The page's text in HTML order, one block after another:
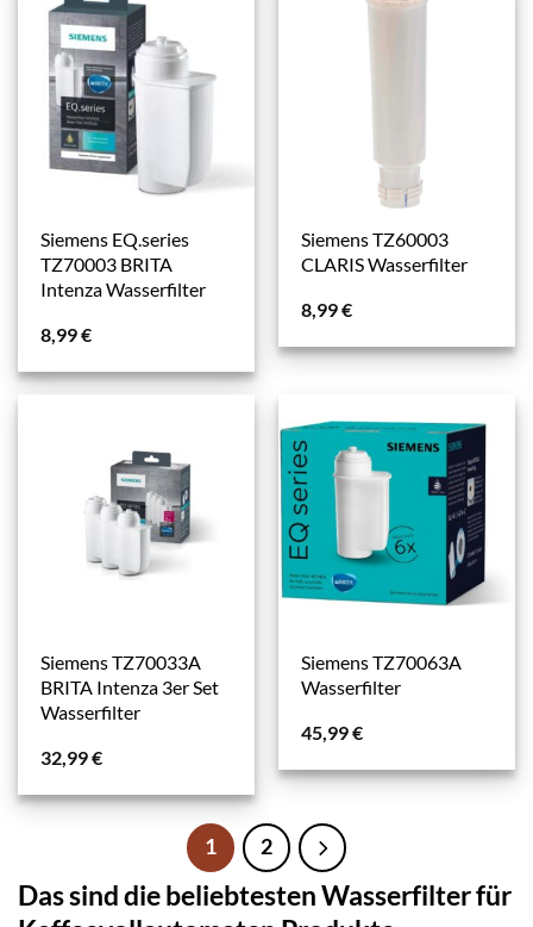
Siemens EQ.series
TZ70003 BRITA
Intenza Wasserfilter
8,99€
Siemens TZ60003
CLARIS Wasserfilter
8,99€
Siemens TZ70033A
BRITA Intenza 3er Set
Wasserfilter
32,99€
Siemens TZ70063A
Wasserfilter
45,99€
1 2
Das sind die beliebtesten Wasserfilter für